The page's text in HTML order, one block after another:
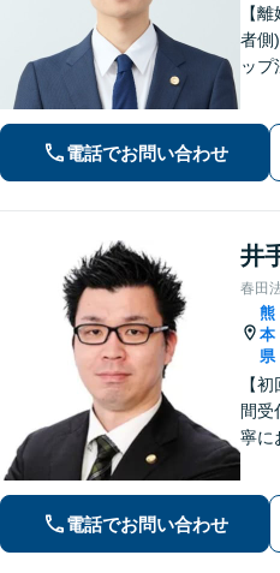
【
者側
ップ
専
サ
電話でお問い合わせ
井
春田
熊
本
県
【
間受
寧に
電話でお問い合わせ